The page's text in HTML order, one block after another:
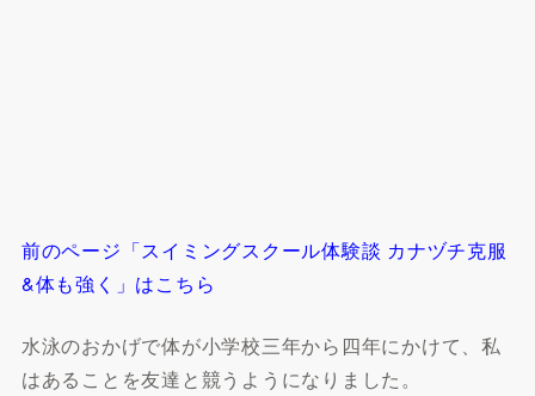
前のページ「スイミングスクール体験談 カナヅチ克服
&体も強く」はこちら
水泳のおかげで体が小学校三年から四年にかけて、私
はあることを友達と競うようになりました。